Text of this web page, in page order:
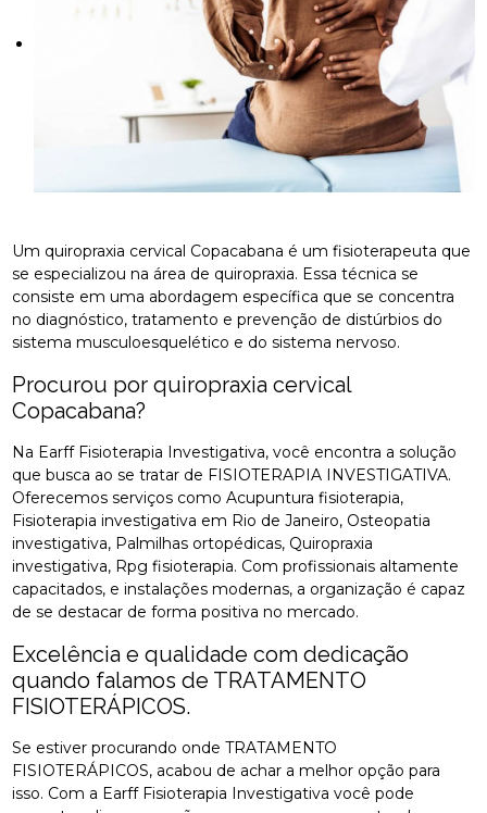
Um quiropraxia cervical Copacabana é um fisioterapeuta que
se especializou na área de quiropraxia. Essa técnica se
consiste em uma abordagem específica que se concentra
no diagnóstico, tratamento e prevenção de distúrbios do
sistema musculoesquelético e do sistema nervoso.
Procurou por quiropraxia cervical
Copacabana?
Na Earff Fisioterapia Investigativa, você encontra a solução
que busca ao se tratar de FISIOTERAPIA INVESTIGATIVA.
Oferecemos serviços como Acupuntura fisioterapia,
Fisioterapia investigativa em Rio de Janeiro, Osteopatia
investigativa, Palmilhas ortopédicas, Quiropraxia
investigativa, Rpg fisioterapia. Com profissionais altamente
capacitados, e instalações modernas, a organização é capaz
de se destacar de forma positiva no mercado.
Excelência e qualidade com dedicação
quando falamos de TRATAMENTO
FISIOTERÁPICOS.
Se estiver procurando onde TRATAMENTO
FISIOTERÁPICOS, acabou de achar a melhor opção para
isso. Com a Earff Fisioterapia Investigativa você pode